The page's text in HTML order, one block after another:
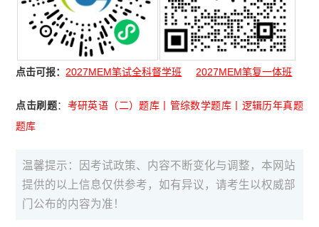
点击可报： 2027MEM笔试全科督学班 2027MEM笔复一体班
点击刷题： 考研英语（二）题库 管综数学题库
逻辑历年真题
题库
温馨提示：因考试政策、内容不断变化与调整，本网站
提供的以上信息仅供参考，如有异议，请考生以权威部
门公布的内容为准！